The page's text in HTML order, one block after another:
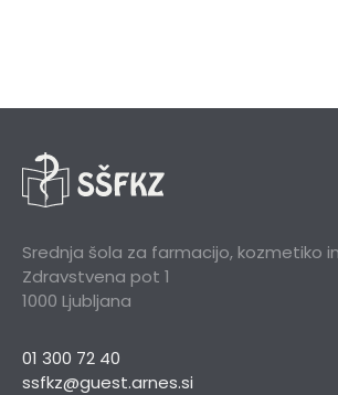
Srednja šola za farmacijo, kozmetiko
Zdravstvena pot 1
1000 Ljubljana
01 300 72 40
ssfkz@guest.arnes.si